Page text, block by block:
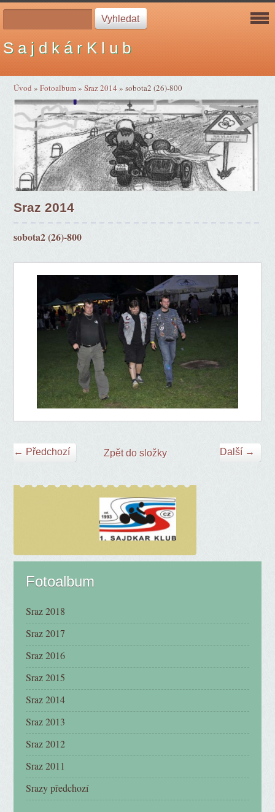
S a j d k á r K l u b
Úvod »Fotoalbum»Sraz 2014»sobota2 (26)-800
Sraz 2014
sobota2 (26)-800
← Předchozí Další →
Zpět do složky
Fotoalbum
Sraz 2018
Sraz 2017
Sraz 2016
Sraz 2015
Sraz 2014
Sraz 2013
Sraz 2012
Sraz 2011
Srazy předchozí